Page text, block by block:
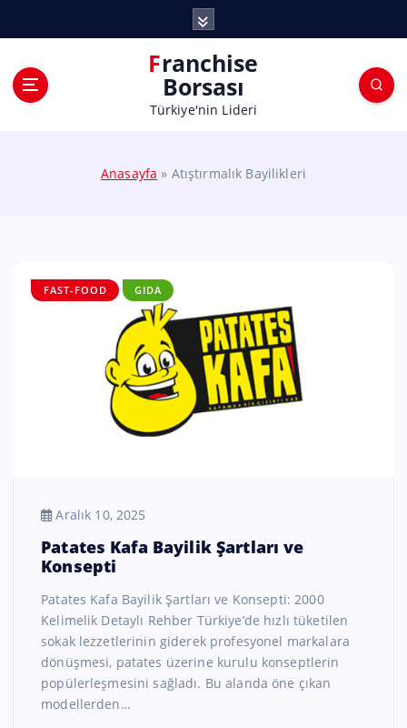
Franchise
Borsası
Türkiye'nin Lideri
Anasayfa » Atıştırmalık Bayilikleri
FAST-FOOD GIDA
Aralık 10, 2025
Patates Kafa Bayilik Şartları ve
Konsepti
Patates Kafa Bayilik Şartları ve Konsepti: 2000
Kelimelik Detaylı Rehber Türkiye’de hızlı tüketilen
sokak lezzetlerinin giderek profesyonel markalara
dönüşmesi, patates üzerine kurulu konseptlerin
popülerleşmesini sağladı. Bu alanda öne çıkan
modellerden…